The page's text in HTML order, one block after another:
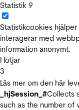
Statistik 9
Statistikcookies
interagerar med
information anonymt.
Hotjar
3
Läs mer om den här
_hjSession_#Collects
such as the number